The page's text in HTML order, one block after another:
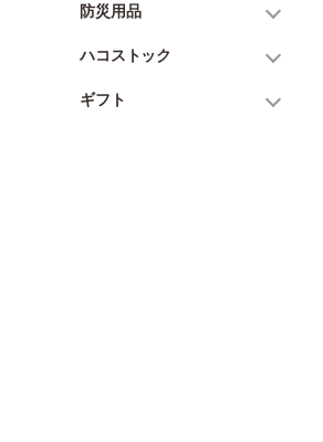
防災用品
ハコストック
ギフト